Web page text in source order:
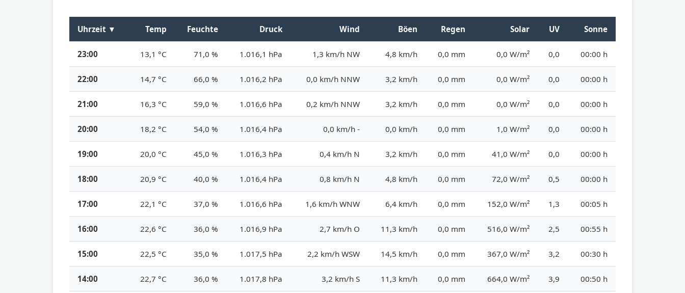
Uhrzeit ▼ Temp Feuchte Druck Wind Böen Regen Solar UV Sonne
23:00 13,1 °C 71,0 % 1.016,1 hPa 1,3 km/h NW 4,8 km/h 0,0 mm 0,0 W/m² 0,0 00:00 h
22:00 14,7 °C 66,0 % 1.016,2 hPa 0,0 km/h NNW 3,2 km/h 0,0 mm 0,0 W/m² 0,0 00:00 h
21:00 16,3 °C 59,0 % 1.016,6 hPa 0,2 km/h NNW 3,2 km/h 0,0 mm 0,0 W/m² 0,0 00:00 h
20:00 18,2 °C 54,0 % 1.016,4 hPa 0,0 km/h - 0,0 km/h 0,0 mm 1,0 W/m² 0,0 00:00 h
19:00 20,0 °C 45,0 % 1.016,3 hPa 0,4 km/h N 3,2 km/h 0,0 mm 41,0 W/m² 0,0 00:00 h
18:00 20,9 °C 40,0 % 1.016,4 hPa 0,8 km/h N 4,8 km/h 0,0 mm 72,0 W/m² 0,5 00:00 h
17:00 22,1 °C 37,0 % 1.016,6 hPa 1,6 km/h WNW 6,4 km/h 0,0 mm 152,0 W/m² 1,3 00:05 h
16:00 22,6 °C 36,0 % 1.016,9 hPa 2,7 km/h O 11,3 km/h 0,0 mm 516,0 W/m² 2,5 00:55 h
15:00 22,5 °C 35,0 % 1.017,5 hPa 2,2 km/h WSW 14,5 km/h 0,0 mm 367,0 W/m² 3,2 00:30 h
14:00 22,7 °C 36,0 % 1.017,8 hPa 3,2 km/h S 11,3 km/h 0,0 mm 664,0 W/m² 3,9 00:50 h